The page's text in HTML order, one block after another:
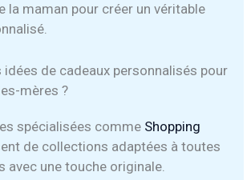
la maman pour créer un véritable
idées de cadeaux personnalisés pour
mères ?
spécialisées comme Shopping
de collections adaptées à toutes
avec une touche originale.